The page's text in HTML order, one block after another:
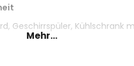
Geschirrspüler, Kühlschrank
Mehr...